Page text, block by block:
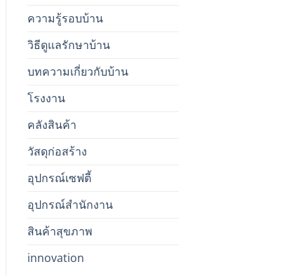
ความรู้รอบบ้าน
วิธีดูแลรักษาบ้าน
บทความเกี่ยวกับบ้าน
โรงงาน
คลังสินค้า
วัสดุก่อสร้าง
อุปกรณ์เซฟตี้
อุปกรณ์สำนักงาน
สินค้าสุขภาพ
innovation